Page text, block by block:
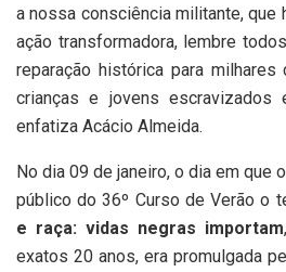
a nossa consciência militante, que
ação transformadora, lembre
reparação histórica para
crianças e jovens escravizados
enfatiza Acácio Almeida.
No dia 09 de janeiro, o dia em que
público do 36º Curso de Verão o
e raça: vidas negras importam
exatos 20 anos, era promulgada